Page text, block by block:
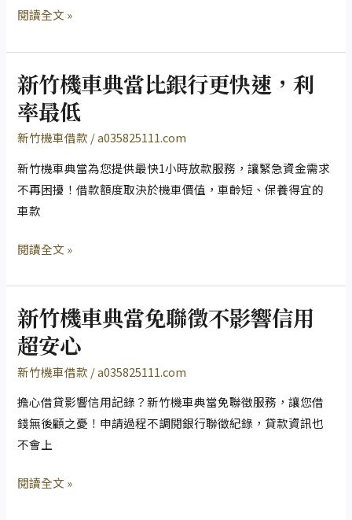
讓
金
週
轉
不
再
制
於
人
發
靈
活
應
對
各
種
臨
時
資
需
求
閱讀全文 »
新竹機車典當比銀行更快速，利
率最低
新竹機車借款 /a035825111.com
新竹機車典當為您提供最快1小時放款服務，讓緊急資金需求
不再困擾！借款額度取決於機車價值，車齡短、保養得宜的
車款
新
竹
機
車
典
當
比
行
速，
利
率
最
低
閱讀全文 »
新竹機車典當免聯徵不影響信用
超安心
新竹機車借款 /a035825111.com
擔心借貸影響信用記錄？新竹機車典當免聯徵服務，讓您借
錢無後顧之憂！申請過程不調閱銀行聯徵紀錄，貸款資訊也
不會上
新
竹
機
車
典
當
免
徵
閱讀全文 »